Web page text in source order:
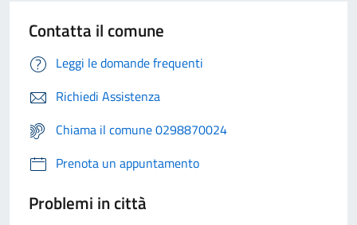
Contatta il comune
Leggi le domande frequenti
Richiedi Assistenza
Chiama il comune 0298870024
Prenota un appuntamento
Problemi in città